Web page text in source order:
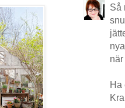
Så
Ha